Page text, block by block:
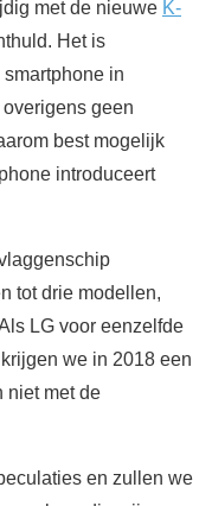
met de nieuwe K-
Het is
in
geen
best mogelijk
introduceert
tot drie modellen,
LG voor eenzelfde
we in 2018 een
niet met de
en zullen we